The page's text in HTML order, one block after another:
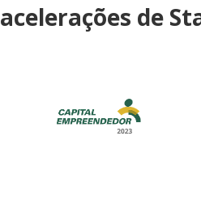
acelerações de